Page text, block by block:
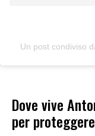
Un post condiviso
Dove vive
per